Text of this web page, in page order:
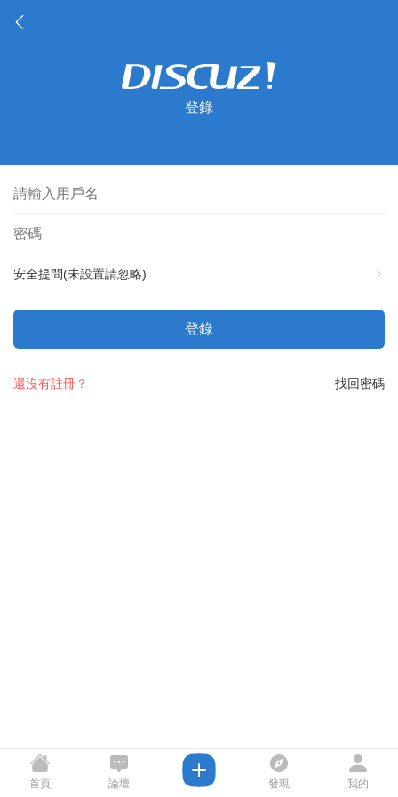
登錄
安全提問(未設置請忽略)
登錄
找回密碼
還沒有註冊？
首頁 論壇 發現 我的